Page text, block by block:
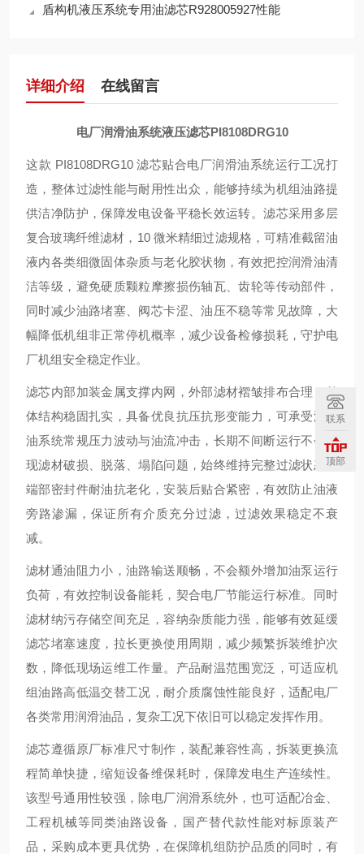
盾构机液压系统专用油滤芯R928005927性能
详细介绍 在线留言
电厂润滑油系统液压滤芯PI8108DRG10
这款 PI8108DRG10 滤芯贴合电厂润滑油系统运行工况打
造，整体过滤性能与耐用性出众，能够持续为机组油路提
供洁净防护，保障发电设备平稳长效运转。滤芯采用多层
复合玻璃纤维滤材，10 微米精细过滤规格，可精准截留油
液内各类细微固体杂质与老化胶状物，有效把控润滑油清
洁等级，避免硬质颗粒摩擦损伤轴瓦、齿轮等传动部件，
同时减少油路堵塞、阀芯卡涩、油压不稳等常见故障，大
幅降低机组非正常停机概率，减少设备检修损耗，守护电
厂机组安全稳定作业。
滤芯内部加装金属支撑内网，外部滤材褶皱排布合理，整
体结构稳固扎实，具备优良抗压抗形变能力，可承受润滑
油系统常规压力波动与油流冲击，长期不间断运行不会出
现滤材破损、脱落、塌陷问题，始终维持完整过滤状态。
端部密封件耐油抗老化，安装后贴合紧密，有效防止油液
旁路渗漏，保证所有介质充分过滤，过滤效果稳定不衰
减。
滤材通油阻力小，油路输送顺畅，不会额外增加油泵运行
负荷，有效控制设备能耗，契合电厂节能运行标准。同时
滤材纳污存储空间充足，容纳杂质能力强，能够有效延缓
滤芯堵塞速度，拉长更换使用周期，减少频繁拆装维护次
数，降低现场运维工作量。产品耐温范围宽泛，可适应机
组油路高低温交替工况，耐介质腐蚀性能良好，适配电厂
各类常用润滑油品，复杂工况下依旧可以稳定发挥作用。
滤芯遵循原厂标准尺寸制作，装配兼容性高，拆装更换流
程简单快捷，缩短设备维保耗时，保障发电生产连续性。
该型号通用性较强，除电厂润滑系统外，也可适配冶金、
工程机械等同类油路设备，国产替代款性能对标原装产
品，采购成本更具优势，在保障机组防护品质的同时，有
联系
顶部